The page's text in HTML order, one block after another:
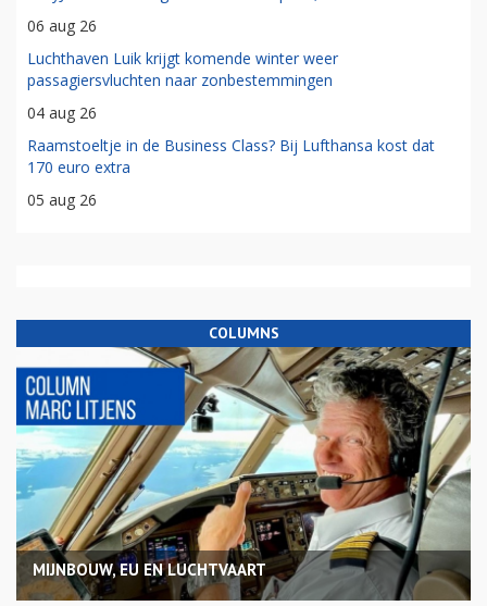
06 aug 26
Luchthaven Luik krijgt komende winter weer
passagiersvluchten naar zonbestemmingen
04 aug 26
Raamstoeltje in de Business Class? Bij Lufthansa kost dat
170 euro extra
05 aug 26
COLUMNS
MIJNBOUW, EU EN LUCHTVAART